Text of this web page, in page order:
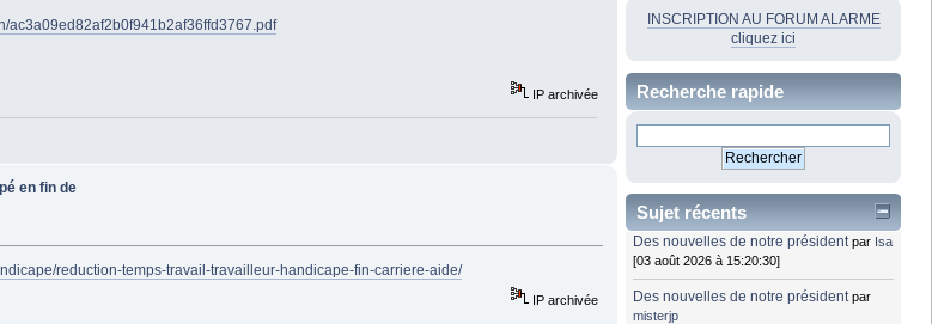
ac3a09ed82af2b0f941b2af36ffd3767.pdf
IP archivée
en fin de
reduction-temps-travail-travailleur-handicape-fin-carriere-aide/
IP archivée
INSCRIPTION AU FORUM ALARME
cliquez ici
Recherche rapide
Sujet récents
Des nouvelles de notre président par Isa
[03 août 2026 à 15:20:30]
Des nouvelles de notre président par
misterjp